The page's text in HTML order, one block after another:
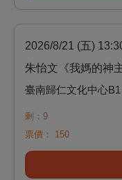
2026/8/21 (五)
朱怡文《我媽的神
臺南歸仁文化中心B1
剩：9
票價：
150